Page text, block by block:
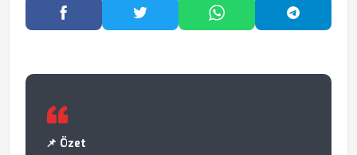
Facebook'ta PaylaşTwitter'da PaylaşWhatsApp'ta Paylaş
📌 Özet